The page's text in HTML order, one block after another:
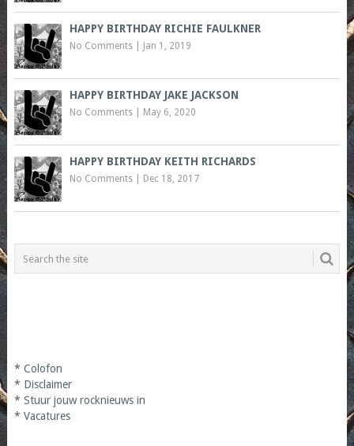
HAPPY BIRTHDAY RICHIE FAULKNER
No Comments| Jan 1, 2019
HAPPY BIRTHDAY JAKE JACKSON
No Comments| May 6, 2020
HAPPY BIRTHDAY KEITH RICHARDS
No Comments| Dec 18, 2017
* Colofon
* Disclaimer
* Stuur jouw rocknieuws in
* Vacatures